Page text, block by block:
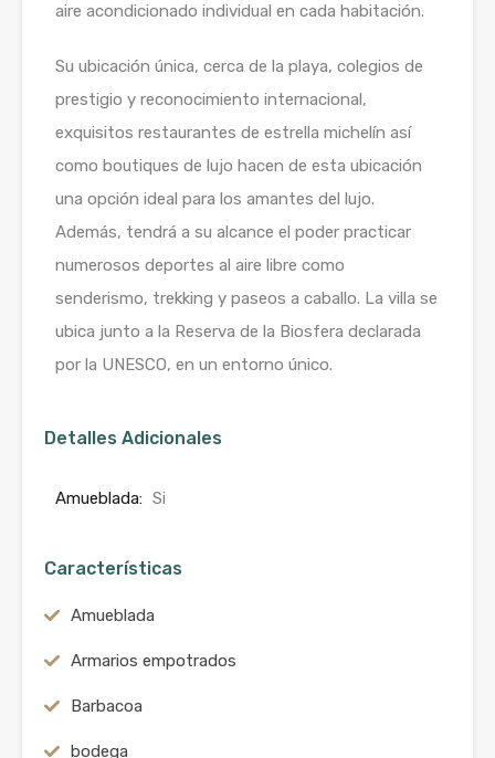
aire acondicionado individual en cada habitación.
Su ubicación única, cerca de la playa, colegios de
prestigio y reconocimiento internacional,
exquisitos restaurantes de estrella michelín así
como boutiques de lujo hacen de esta ubicación
una opción ideal para los amantes del lujo.
Además, tendrá a su alcance el poder practicar
numerosos deportes al aire libre como
senderismo, trekking y paseos a caballo. La villa se
ubica junto a la Reserva de la Biosfera declarada
por la UNESCO, en un entorno único.
Detalles Adicionales
Amueblada: Si
Características
Amueblada
Armarios empotrados
Barbacoa
bodega